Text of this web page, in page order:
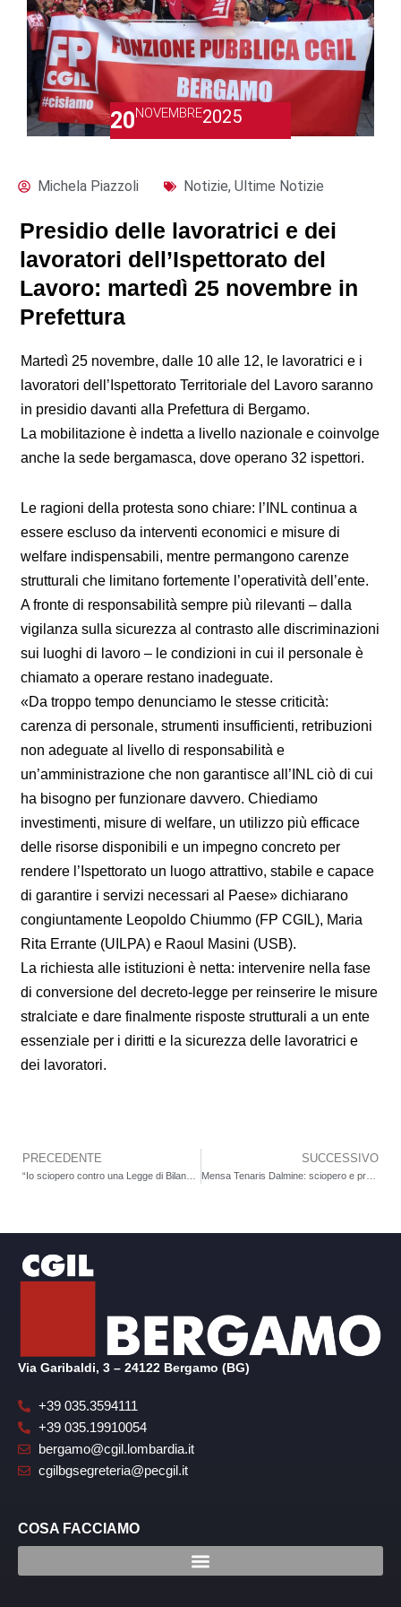
20NOVEMBRE2025
Michela Piazzoli Notizie, Ultime Notizie
Presidio delle lavoratrici e dei
lavoratori dell’Ispettorato del
Lavoro: martedì 25 novembre in
Prefettura
Martedì 25 novembre, dalle 10 alle 12, le lavoratrici e i
lavoratori dell’Ispettorato Territoriale del Lavoro saranno
in presidio davanti alla Prefettura di Bergamo.
La mobilitazione è indetta a livello nazionale e coinvolge
anche la sede bergamasca, dove operano 32 ispettori.
Le ragioni della protesta sono chiare: l’INL continua a
essere escluso da interventi economici e misure di
welfare indispensabili, mentre permangono carenze
strutturali che limitano fortemente l’operatività dell’ente.
A fronte di responsabilità sempre più rilevanti – dalla
vigilanza sulla sicurezza al contrasto alle discriminazioni
sui luoghi di lavoro – le condizioni in cui il personale è
chiamato a operare restano inadeguate.
«Da troppo tempo denunciamo le stesse criticità:
carenza di personale, strumenti insufficienti, retribuzioni
non adeguate al livello di responsabilità e
un’amministrazione che non garantisce all’INL ciò di cui
ha bisogno per funzionare davvero. Chiediamo
investimenti, misure di welfare, un utilizzo più efficace
delle risorse disponibili e un impegno concreto per
rendere l’Ispettorato un luogo attrattivo, stabile e capace
di garantire i servizi necessari al Paese» dichiarano
congiuntamente Leopoldo Chiummo (FP CGIL), Maria
Rita Errante (UILPA) e Raoul Masini (USB).
La richiesta alle istituzioni è netta: intervenire nella fase
di conversione del decreto-legge per reinserire le misure
stralciate e dare finalmente risposte strutturali a un ente
essenziale per i diritti e la sicurezza delle lavoratrici e
dei lavoratori.
Precedente
PRECEDENTE SUCCESSIVO
Mensa Tenaris Dalmine: sciopero e presidio delle lavoratrici e dei lavoratori
Via Garibaldi, 3 – 24122 Bergamo (BG)
+39 035.3594111
+39 035.19910054
bergamo@cgil.lombardia.it
cgilbgsegreteria@pecgil.it
COSA FACCIAMO